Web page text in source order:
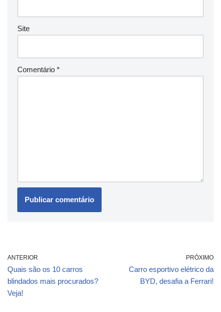
Site
Comentário *
ANTERIOR
Quais são os 10 carros
blindados mais procurados?
Veja!
PRÓXIMO
Carro esportivo elétrico da
BYD, desafia a Ferrari!